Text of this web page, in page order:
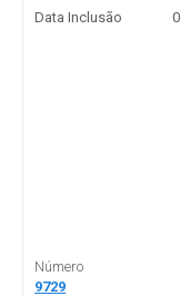
Data Inclusão
Número
9729